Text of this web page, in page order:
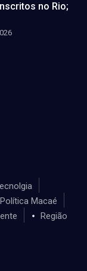
no Rio;
Política Macaé
Região